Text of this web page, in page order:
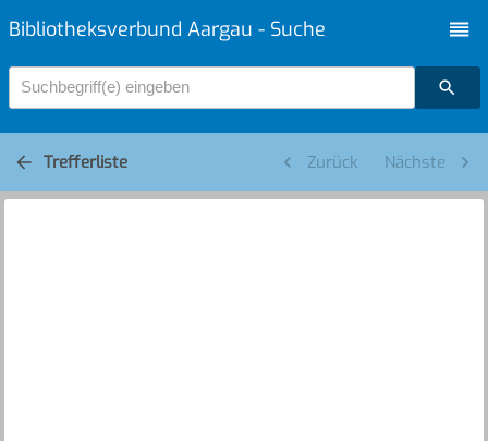
Bibliotheksverbund Aargau - Suche
Suchbegriff(e) eingeben
Trefferliste Zurück Nächste